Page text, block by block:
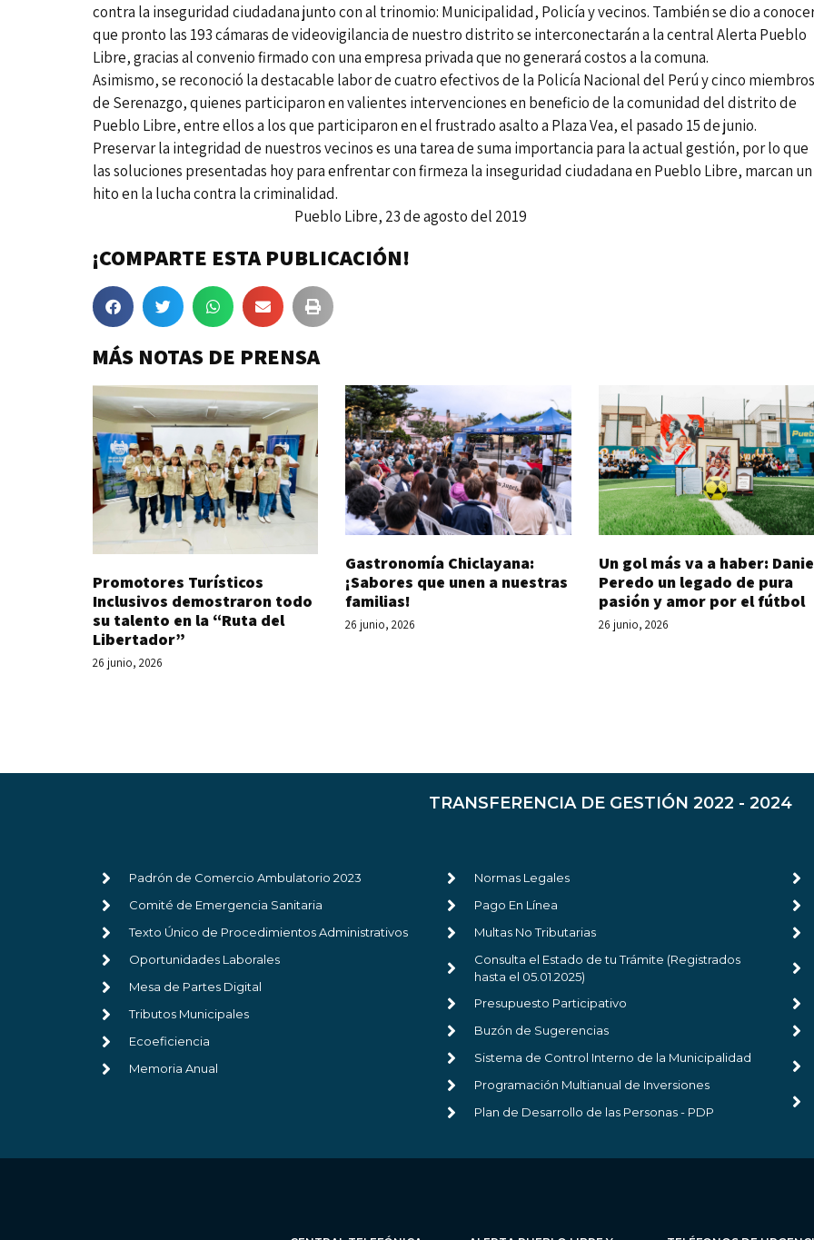
contra la inseguridad ciudadana junto con al trinomio: Municipalidad, Policía y vecinos. También se dio a
que pronto las 193 cámaras de videovigilancia de nuestro distrito se interconectarán a la central Alerta Pueblo
Libre, gracias al convenio firmado con una empresa privada que no generará costos a la comuna.
Asimismo, se reconoció la destacable labor de cuatro efectivos de la Policía Nacional del Perú y cinco miembros
de Serenazgo, quienes participaron en valientes intervenciones en beneficio de la comunidad del distrito de
Pueblo Libre, entre ellos a los que participaron en el frustrado asalto a Plaza Vea, el pasado 15 de junio.
Preservar la integridad de nuestros vecinos es una tarea de suma importancia para la actual gestión, por lo que
las soluciones presentadas hoy para enfrentar con firmeza la inseguridad ciudadana en Pueblo Libre, marcan un
hito en la lucha contra la criminalidad.
Pueblo Libre, 23 de agosto del 2019
¡COMPARTE ESTA PUBLICACIÓN!
MÁS NOTAS DE PRENSA
Promotores Turísticos
Inclusivos demostraron todo
su talento en la “Ruta del
Libertador”
26 junio, 2026
Gastronomía Chiclayana:
¡Sabores que unen a nuestras
familias!
26 junio, 2026
Un gol más va a haber:
Peredo un legado de pura
pasión y amor por el fútbol
26 junio, 2026
TRANSFERENCIA DE GESTIÓN 2022 - 2024
Padrón de Comercio Ambulatorio 2023
Comité de Emergencia Sanitaria
Texto Único de Procedimientos Administrativos
Oportunidades Laborales
Mesa de Partes Digital
Tributos Municipales
Ecoeficiencia
Memoria Anual
Normas Legales
Pago En Línea
Multas No Tributarias
Consulta el Estado de tu Trámite (Registrados
hasta el 05.01.2025)
Presupuesto Participativo
Buzón de Sugerencias
Sistema de Control Interno de la Municipalidad
Programación Multianual de Inversiones
Plan de Desarrollo de las Personas - PDP